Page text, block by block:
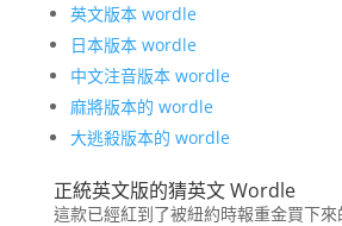
英文版本 wordle
日本版本 wordle
中文注音版本 wordle
麻將版本的 wordle
大逃殺版本的 wordle
正統英文版的猜英文 Wordle
這款已經紅到了被紐約時報重金買下